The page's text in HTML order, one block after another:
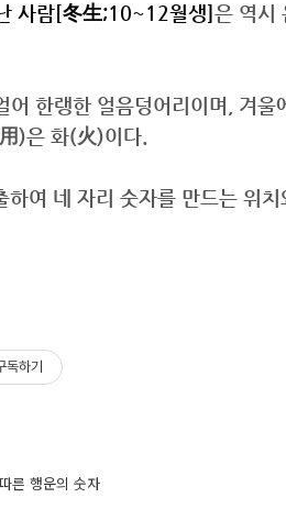
사람[冬生;10~12월생] 은 역시
한랭한 얼음덩어리이며, 겨울
)은 화(火)이다.
여 네 자리 숫자를 만드는 위
독하기
른 행운의 숫자